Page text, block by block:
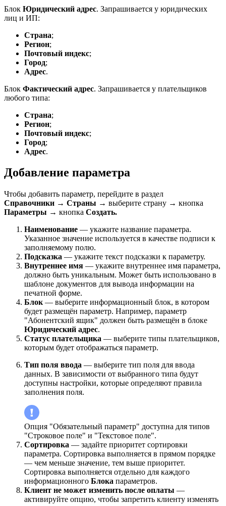
Блок Юридический адрес. Запрашивается у юридических
лиц и ИП:
Страна;
Регион;
Почтовый индекс;
Город;
Адрес.
Блок Фактический адрес. Запрашивается у плательщиков
любого типа:
Страна;
Регион;
Почтовый индекс;
Город;
Адрес.
Добавление параметра
Чтобы добавить параметр, перейдите в раздел
Справочники → Страны → выберите страну → кнопка
Параметры → кнопка Создать.
Наименование — укажите название параметра.
Указанное значение используется в качестве подписи к
заполняемому полю.
Подсказка — укажите текст подсказки к параметру.
Внутреннее имя — укажите внутреннее имя параметра,
должно быть уникальным. Может быть использовано в
шаблоне документов для вывода информации на
печатной форме.
Блок — выберите информационный блок, в котором
будет размещён параметр. Например, параметр
"Абонентский ящик" должен быть размещён в блоке
Юридический адрес.
Статус плательщика — выберите типы плательщиков,
которым будет отображаться параметр.
Тип поля ввода — выберите тип поля для ввода
данных. В зависимости от выбранного типа будут
доступны настройки, которые определяют правила
заполнения поля.
Опция "Обязательный параметр" доступна для типов
"Строковое поле" и "Текстовое поле".
Сортировка — задайте приоритет сортировки
параметра. Сортировка выполняется в прямом порядке
— чем меньше значение, тем выше приоритет.
Сортировка выполняется отдельно для каждого
информационного Блока параметров.
Клиент не может изменить после оплаты —
активируйте опцию, чтобы запретить клиенту изменять